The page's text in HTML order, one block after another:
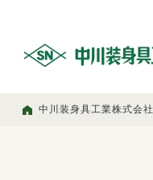
中川装身具工業株式会社